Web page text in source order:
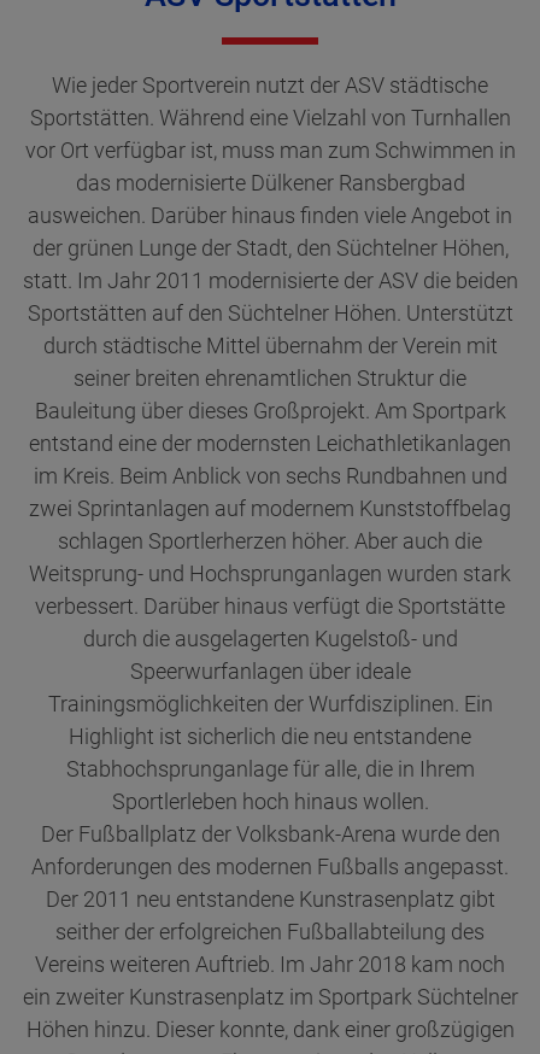
Wie jeder Sportverein nutzt der ASV städtische
Sportstätten. Während eine Vielzahl von Turnhallen
vor Ort verfügbar ist, muss man zum Schwimmen in
das modernisierte Dülkener Ransbergbad
ausweichen. Darüber hinaus finden viele Angebot in
der grünen Lunge der Stadt, den Süchtelner Höhen,
statt. Im Jahr 2011 modernisierte der ASV die beiden
Sportstätten auf den Süchtelner Höhen. Unterstützt
durch städtische Mittel übernahm der Verein mit
seiner breiten ehrenamtlichen Struktur die
Bauleitung über dieses Großprojekt. Am Sportpark
entstand eine der modernsten Leichathletikanlagen
im Kreis. Beim Anblick von sechs Rundbahnen und
zwei Sprintanlagen auf modernem Kunststoffbelag
schlagen Sportlerherzen höher. Aber auch die
Weitsprung- und Hochsprunganlagen wurden stark
verbessert. Darüber hinaus verfügt die Sportstätte
durch die ausgelagerten Kugelstoß- und
Speerwurfanlagen über ideale
Trainingsmöglichkeiten der Wurfdisziplinen. Ein
Highlight ist sicherlich die neu entstandene
Stabhochsprunganlage für alle, die in Ihrem
Sportlerleben hoch hinaus wollen.
Der Fußballplatz der Volksbank-Arena wurde den
Anforderungen des modernen Fußballs angepasst.
Der 2011 neu entstandene Kunstrasenplatz gibt
seither der erfolgreichen Fußballabteilung des
Vereins weiteren Auftrieb. Im Jahr 2018 kam noch
ein zweiter Kunstrasenplatz im Sportpark Süchtelner
Höhen hinzu. Dieser konnte, dank einer großzügigen